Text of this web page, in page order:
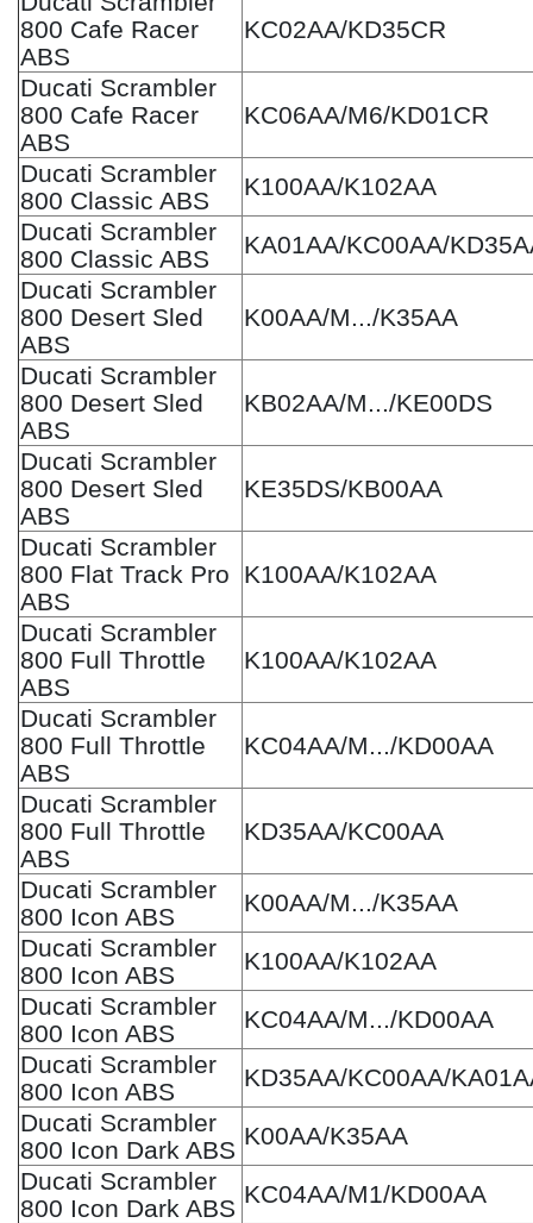
800 Cafe Racer
ABS
KC02AA/KD35CR
Ducati Scrambler
800 Cafe Racer
ABS
KC06AA/M6/KD01CR
Ducati Scrambler
800 Classic ABS
K100AA/K102AA
Ducati Scrambler
800 Classic ABS
KA01AA/KC00AA/
Ducati Scrambler
800 Desert Sled
ABS
K00AA/M.../K35AA
Ducati Scrambler
800 Desert Sled
ABS
KB02AA/M.../KE00DS
Ducati Scrambler
800 Desert Sled
ABS
KE35DS/KB00AA
Ducati Scrambler
800 Flat Track Pro
ABS
K100AA/K102AA
Ducati Scrambler
800 Full Throttle
ABS
K100AA/K102AA
Ducati Scrambler
800 Full Throttle
ABS
KC04AA/M.../KD00AA
Ducati Scrambler
800 Full Throttle
ABS
KD35AA/KC00AA
Ducati Scrambler
800 Icon ABS
K00AA/M.../K35AA
Ducati Scrambler
800 Icon ABS
K100AA/K102AA
Ducati Scrambler
800 Icon ABS
KC04AA/M.../KD00AA
Ducati Scrambler
800 Icon ABS
KD35AA/KC00AA/
Ducati Scrambler
800 Icon Dark ABS
K00AA/K35AA
Ducati Scrambler
800 Icon Dark ABS
KC04AA/M1/KD00AA